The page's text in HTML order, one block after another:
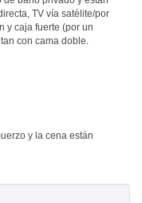
TV vía satélite/por
y caja fuerte (por un
con cama doble.
y la cena están